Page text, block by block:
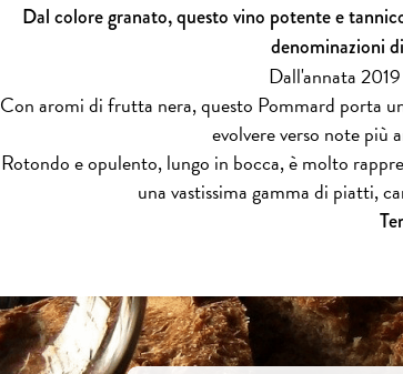
Dal colore granato, questo vino potente e
denominazioni
Dall'annata
Con aromi di frutta nera, questo Pommard porta
evolvere verso note più
Rotondo e opulento, lungo in bocca, è molto
una vastissima gamma di piatti,